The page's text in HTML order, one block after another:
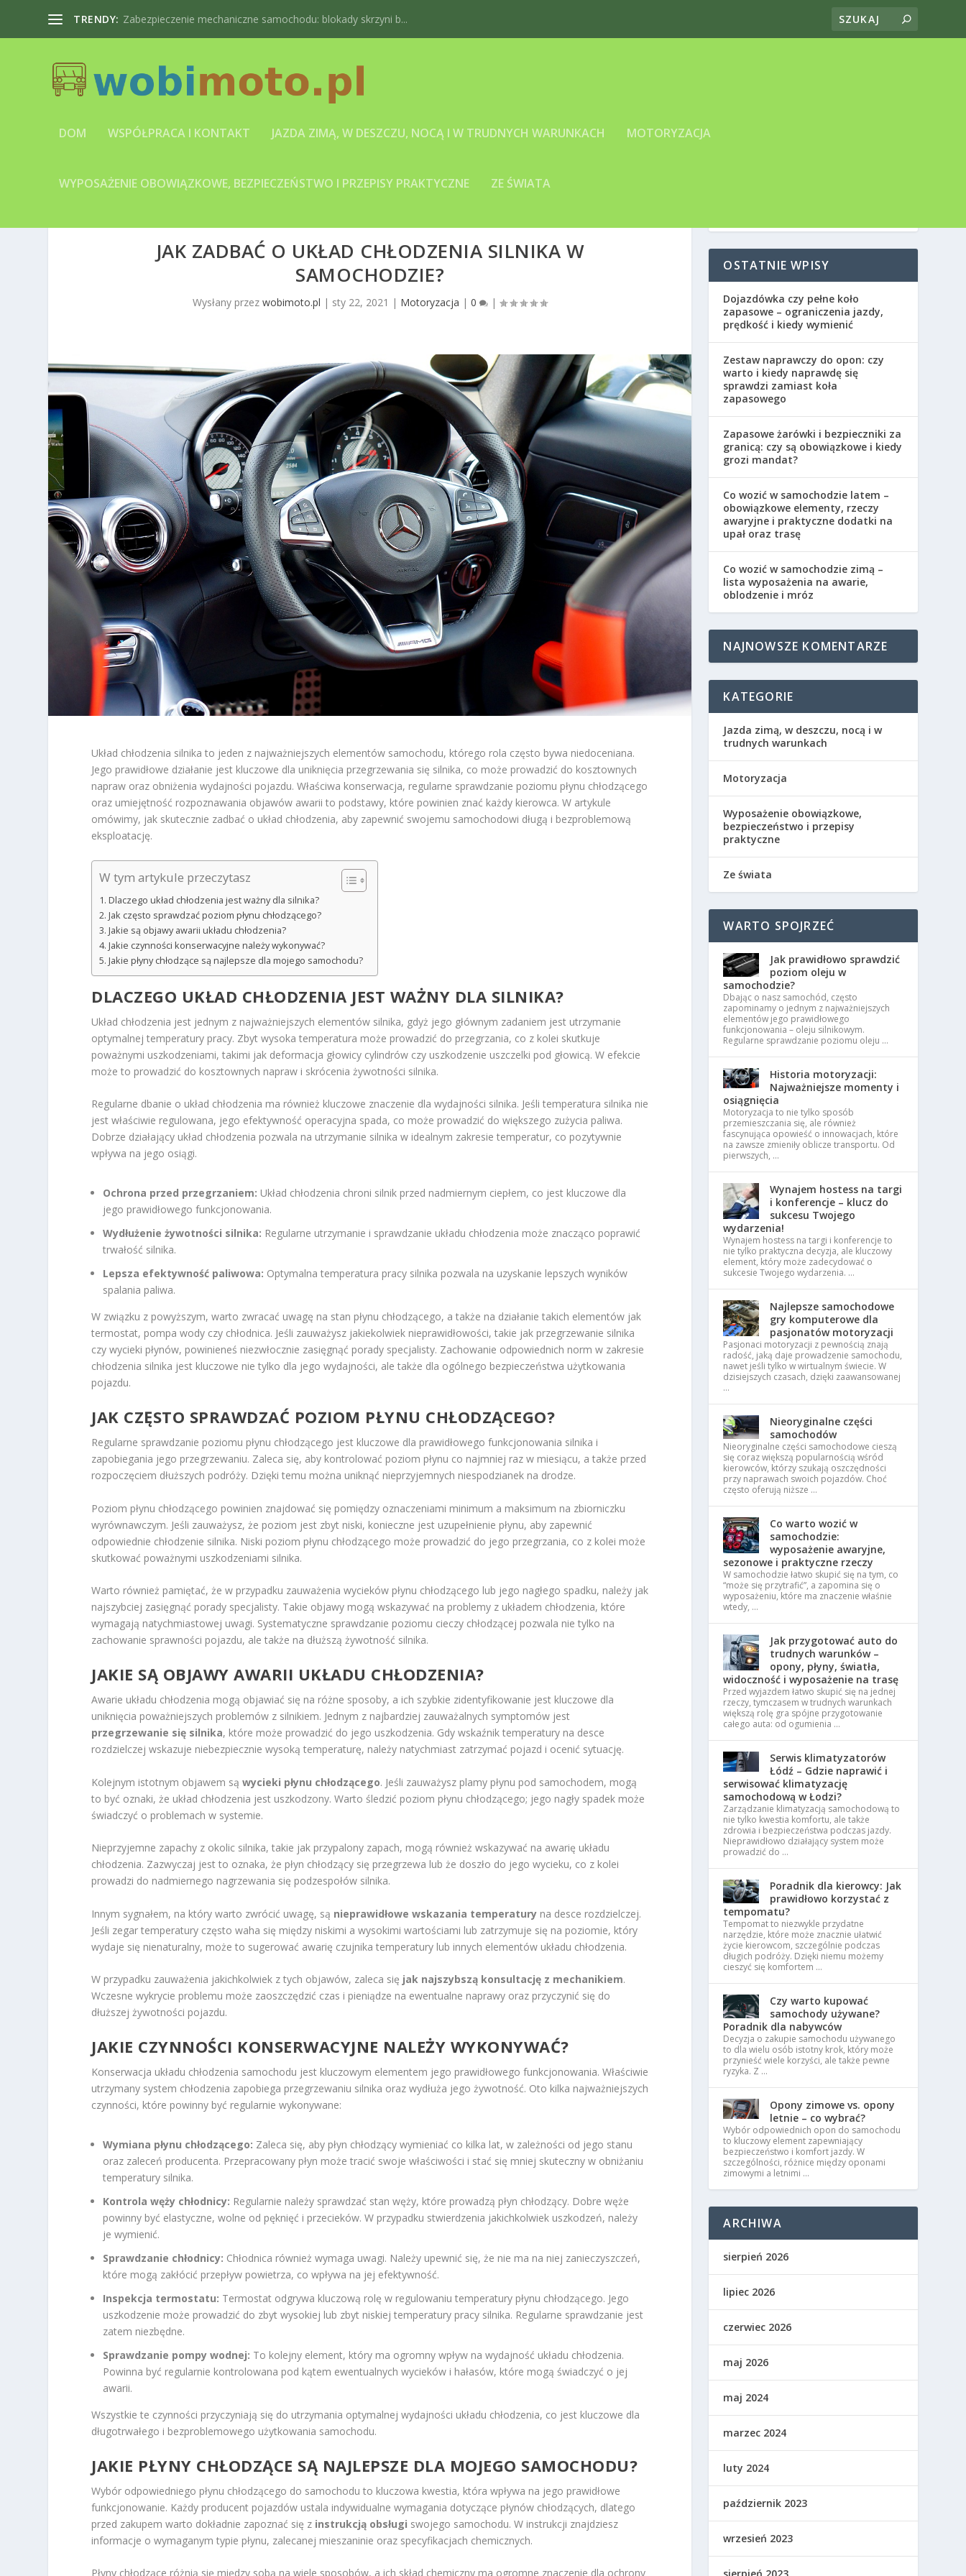
TRENDY: Zabezpieczenie mechaniczne samochodu: blokady skrzyni b...
DOM WSPÓŁPRACA I KONTAKT JAZDA ZIMĄ, W DESZCZU, NOCĄ I W TRUDNYCH WARUNKACH MOTORYZACJA
WYPOSAŻENIE OBOWIĄZKOWE, BEZPIECZEŃSTWO I PRZEPISY PRAKTYCZNE ZE ŚWIATA
JAK ZADBAĆ O UKŁAD CHŁODZENIA SILNIKA W
SAMOCHODZIE?
Wysłany przezwobimoto.pl | sty 22, 2021 | Motoryzacja |0 |
Układ chłodzenia silnika to jeden z najważniejszych elementów samochodu, którego rola często bywa niedoceniana.
Jego prawidłowe działanie jest kluczowe dla uniknięcia przegrzewania się silnika, co może prowadzić do kosztownych
napraw oraz obniżenia wydajności pojazdu. Właściwa konserwacja, regularne sprawdzanie poziomu płynu chłodzącego
oraz umiejętność rozpoznawania objawów awarii to podstawy, które powinien znać każdy kierowca. W artykule
omówimy, jak skutecznie zadbać o układ chłodzenia, aby zapewnić swojemu samochodowi długą i bezproblemową
eksploatację.
W tym artykule przeczytasz
Dlaczego układ chłodzenia jest ważny dla silnika?
Jak często sprawdzać poziom płynu chłodzącego?
Jakie są objawy awarii układu chłodzenia?
Jakie czynności konserwacyjne należy wykonywać?
Jakie płyny chłodzące są najlepsze dla mojego samochodu?
DLACZEGO UKŁAD CHŁODZENIA JEST WAŻNY DLA SILNIKA?
Układ chłodzenia jest jednym z najważniejszych elementów silnika, gdyż jego głównym zadaniem jest utrzymanie
optymalnej temperatury pracy. Zbyt wysoka temperatura może prowadzić do przegrzania, co z kolei skutkuje
poważnymi uszkodzeniami, takimi jak deformacja głowicy cylindrów czy uszkodzenie uszczelki pod głowicą. W efekcie
może to prowadzić do kosztownych napraw i skrócenia żywotności silnika.
Regularne dbanie o układ chłodzenia ma również kluczowe znaczenie dla wydajności silnika. Jeśli temperatura silnika nie
jest właściwie regulowana, jego efektywność operacyjna spada, co może prowadzić do większego zużycia paliwa.
Dobrze działający układ chłodzenia pozwala na utrzymanie silnika w idealnym zakresie temperatur, co pozytywnie
wpływa na jego osiągi.
Ochrona przed przegrzaniem: Układ chłodzenia chroni silnik przed nadmiernym ciepłem, co jest kluczowe dla
jego prawidłowego funkcjonowania.
Wydłużenie żywotności silnika: Regularne utrzymanie i sprawdzanie układu chłodzenia może znacząco poprawić
trwałość silnika.
Lepsza efektywność paliwowa: Optymalna temperatura pracy silnika pozwala na uzyskanie lepszych wyników
spalania paliwa.
W związku z powyższym, warto zwracać uwagę na stan płynu chłodzącego, a także na działanie takich elementów jak
termostat, pompa wody czy chłodnica. Jeśli zauważysz jakiekolwiek nieprawidłowości, takie jak przegrzewanie silnika
czy wycieki płynów, powinieneś niezwłocznie zasięgnąć porady specjalisty. Zachowanie odpowiednich norm w zakresie
chłodzenia silnika jest kluczowe nie tylko dla jego wydajności, ale także dla ogólnego bezpieczeństwa użytkowania
pojazdu.
JAK CZĘSTO SPRAWDZAĆ POZIOM PŁYNU CHŁODZĄCEGO?
Regularne sprawdzanie poziomu płynu chłodzącego jest kluczowe dla prawidłowego funkcjonowania silnika i
zapobiegania jego przegrzewaniu. Zaleca się, aby kontrolować poziom płynu co najmniej raz w miesiącu, a także przed
rozpoczęciem dłuższych podróży. Dzięki temu można uniknąć nieprzyjemnych niespodzianek na drodze.
Poziom płynu chłodzącego powinien znajdować się pomiędzy oznaczeniami minimum a maksimum na zbiorniczku
wyrównawczym. Jeśli zauważysz, że poziom jest zbyt niski, konieczne jest uzupełnienie płynu, aby zapewnić
odpowiednie chłodzenie silnika. Niski poziom płynu chłodzącego może prowadzić do jego przegrzania, co z kolei może
skutkować poważnymi uszkodzeniami silnika.
Warto również pamiętać, że w przypadku zauważenia wycieków płynu chłodzącego lub jego nagłego spadku, należy jak
najszybciej zasięgnąć porady specjalisty. Takie objawy mogą wskazywać na problemy z układem chłodzenia, które
wymagają natychmiastowej uwagi. Systematyczne sprawdzanie poziomu cieczy chłodzącej pozwala nie tylko na
zachowanie sprawności pojazdu, ale także na dłuższą żywotność silnika.
JAKIE SĄ OBJAWY AWARII UKŁADU CHŁODZENIA?
Awarie układu chłodzenia mogą objawiać się na różne sposoby, a ich szybkie zidentyfikowanie jest kluczowe dla
uniknięcia poważniejszych problemów z silnikiem. Jednym z najbardziej zauważalnych symptomów jest
przegrzewanie się silnika, które może prowadzić do jego uszkodzenia. Gdy wskaźnik temperatury na desce
rozdzielczej wskazuje niebezpiecznie wysoką temperaturę, należy natychmiast zatrzymać pojazd i ocenić sytuację.
Kolejnym istotnym objawem sąwycieki płynu chłodzącego. Jeśli zauważysz plamy płynu pod samochodem, mogą
to być oznaki, że układ chłodzenia jest uszkodzony. Warto śledzić poziom płynu chłodzącego; jego nagły spadek może
świadczyć o problemach w systemie.
Nieprzyjemne zapachy z okolic silnika, takie jak przypalony zapach, mogą również wskazywać na awarię układu
chłodzenia. Zazwyczaj jest to oznaka, że płyn chłodzący się przegrzewa lub że doszło do jego wycieku, co z kolei
prowadzi do nadmiernego nagrzewania się podzespołów silnika.
Innym sygnałem, na który warto zwrócić uwagę, są nieprawidłowe wskazania temperatury na desce rozdzielczej.
Jeśli zegar temperatury często waha się między niskimi a wysokimi wartościami lub zatrzymuje się na poziomie, który
wydaje się nienaturalny, może to sugerować awarię czujnika temperatury lub innych elementów układu chłodzenia.
W przypadku zauważenia jakichkolwiek z tych objawów, zaleca się jak najszybszą konsultację z mechanikiem.
Wczesne wykrycie problemu może zaoszczędzić czas i pieniądze na ewentualne naprawy oraz przyczynić się do
dłuższej żywotności pojazdu.
JAKIE CZYNNOŚCI KONSERWACYJNE NALEŻY WYKONYWAĆ?
Konserwacja układu chłodzenia samochodu jest kluczowym elementem jego prawidłowego funkcjonowania. Właściwie
utrzymany system chłodzenia zapobiega przegrzewaniu silnika oraz wydłuża jego żywotność. Oto kilka najważniejszych
czynności, które powinny być regularnie wykonywane:
Wymiana płynu chłodzącego: Zaleca się, aby płyn chłodzący wymieniać co kilka lat, w zależności od jego stanu
oraz zaleceń producenta. Przepracowany płyn może tracić swoje właściwości i stać się mniej skuteczny w obniżaniu
temperatury silnika.
Kontrola węży chłodnicy: Regularnie należy sprawdzać stan węży, które prowadzą płyn chłodzący. Dobre węże
powinny być elastyczne, wolne od pęknięć i przecieków. W przypadku stwierdzenia jakichkolwiek uszkodzeń, należy
je wymienić.
Sprawdzanie chłodnicy: Chłodnica również wymaga uwagi. Należy upewnić się, że nie ma na niej zanieczyszczeń,
które mogą zakłócić przepływ powietrza, co wpływa na jej efektywność.
Inspekcja termostatu: Termostat odgrywa kluczową rolę w regulowaniu temperatury płynu chłodzącego. Jego
uszkodzenie może prowadzić do zbyt wysokiej lub zbyt niskiej temperatury pracy silnika. Regularne sprawdzanie jest
zatem niezbędne.
Sprawdzanie pompy wodnej: To kolejny element, który ma ogromny wpływ na wydajność układu chłodzenia.
Powinna być regularnie kontrolowana pod kątem ewentualnych wycieków i hałasów, które mogą świadczyć o jej
awarii.
Wszystkie te czynności przyczyniają się do utrzymania optymalnej wydajności układu chłodzenia, co jest kluczowe dla
długotrwałego i bezproblemowego użytkowania samochodu.
JAKIE PŁYNY CHŁODZĄCE SĄ NAJLEPSZE DLA MOJEGO SAMOCHODU?
Wybór odpowiedniego płynu chłodzącego do samochodu to kluczowa kwestia, która wpływa na jego prawidłowe
funkcjonowanie. Każdy producent pojazdów ustala indywidualne wymagania dotyczące płynów chłodzących, dlatego
przed zakupem warto dokładnie zapoznać się z instrukcją obsługi swojego samochodu. W instrukcji znajdziesz
informacje o wymaganym typie płynu, zalecanej mieszaninie oraz specyfikacjach chemicznych.
Płyny chłodzące różnią się między sobą na wiele sposobów, a ich skład chemiczny ma ogromne znaczenie dla ochrony
OSTATNIE WPISY
Dojazdówka czy pełne koło
zapasowe – ograniczenia jazdy,
prędkość i kiedy wymienić
Zestaw naprawczy do opon: czy
warto i kiedy naprawdę się
sprawdzi zamiast koła
zapasowego
Zapasowe żarówki i bezpieczniki za
granicą: czy są obowiązkowe i kiedy
grozi mandat?
Co wozić w samochodzie latem –
obowiązkowe elementy, rzeczy
awaryjne i praktyczne dodatki na
upał oraz trasę
Co wozić w samochodzie zimą –
lista wyposażenia na awarie,
oblodzenie i mróz
NAJNOWSZE KOMENTARZE
KATEGORIE
Jazda zimą, w deszczu, nocą i w
trudnych warunkach
Motoryzacja
Wyposażenie obowiązkowe,
bezpieczeństwo i przepisy
praktyczne
Ze świata
WARTO SPOJRZEĆ
Jak prawidłowo sprawdzić
poziom oleju w
samochodzie?
Dbając o nasz samochód, często
zapominamy o jednym z najważniejszych
elementów jego prawidłowego
funkcjonowania – oleju silnikowym.
Regularne sprawdzanie poziomu oleju …
Historia motoryzacji:
Najważniejsze momenty i
osiągnięcia
Motoryzacja to nie tylko sposób
przemieszczania się, ale również
fascynująca opowieść o innowacjach, które
na zawsze zmieniły oblicze transportu. Od
pierwszych, …
Wynajem hostess na targi
i konferencje – klucz do
sukcesu Twojego
wydarzenia!
Wynajem hostess na targi i konferencje to
nie tylko praktyczna decyzja, ale kluczowy
element, który może zadecydować o
sukcesie Twojego wydarzenia. …
Najlepsze samochodowe
gry komputerowe dla
pasjonatów motoryzacji
Pasjonaci motoryzacji z pewnością znają
radość, jaką daje prowadzenie samochodu,
nawet jeśli tylko w wirtualnym świecie. W
dzisiejszych czasach, dzięki zaawansowanej
…
Nieoryginalne części
samochodów
Nieoryginalne części samochodowe cieszą
się coraz większą popularnością wśród
kierowców, którzy szukają oszczędności
przy naprawach swoich pojazdów. Choć
często oferują niższe …
Co warto wozić w
samochodzie:
wyposażenie awaryjne,
sezonowe i praktyczne rzeczy
W samochodzie łatwo skupić się na tym, co
“może się przytrafić”, a zapomina się o
wyposażeniu, które ma znaczenie właśnie
wtedy, …
Jak przygotować auto do
trudnych warunków –
opony, płyny, światła,
widoczność i wyposażenie na trasę
Przed wyjazdem łatwo skupić się na jednej
rzeczy, tymczasem w trudnych warunkach
większą rolę gra spójne przygotowanie
całego auta: od ogumienia …
Serwis klimatyzatorów
Łódź – Gdzie naprawić i
serwisować klimatyzację
samochodową w Łodzi?
Zarządzanie klimatyzacją samochodową to
nie tylko kwestia komfortu, ale także
zdrowia i bezpieczeństwa podczas jazdy.
Nieprawidłowo działający system może
prowadzić do …
Poradnik dla kierowcy: Jak
prawidłowo korzystać z
tempomatu?
Tempomat to niezwykle przydatne
narzędzie, które może znacznie ułatwić
życie kierowcom, szczególnie podczas
długich podróży. Dzięki niemu możemy
cieszyć się komfortem …
Czy warto kupować
samochody używane?
Poradnik dla nabywców
Decyzja o zakupie samochodu używanego
to dla wielu osób istotny krok, który może
przynieść wiele korzyści, ale także pewne
ryzyka. Z …
Opony zimowe vs. opony
letnie – co wybrać?
Wybór odpowiednich opon do samochodu
to kluczowy element zapewniający
bezpieczeństwo i komfort jazdy. W
szczególności, różnice między oponami
zimowymi a letnimi …
ARCHIWA
sierpień 2026
lipiec 2026
czerwiec 2026
maj 2026
maj 2024
marzec 2024
luty 2024
październik 2023
wrzesień 2023